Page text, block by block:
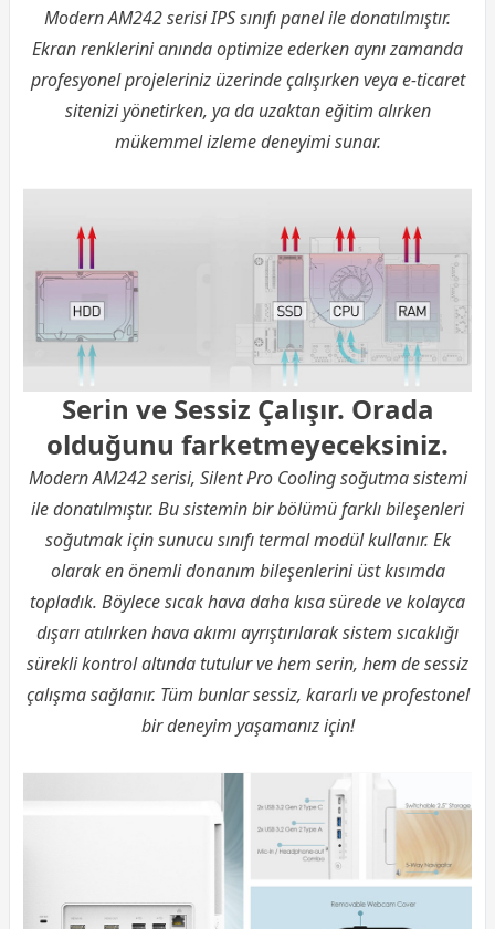
Modern AM242 serisi IPS sınıfı panel ile donatılmıştır.
Ekran renklerini anında optimize ederken aynı zamanda
profesyonel projeleriniz üzerinde çalışırken veya e-ticaret
sitenizi yönetirken, ya da uzaktan eğitim alırken
mükemmel izleme deneyimi sunar.
Serin ve Sessiz Çalışır. Orada
olduğunu farketmeyeceksiniz.
Modern AM242 serisi, Silent Pro Cooling soğutma sistemi
ile donatılmıştır. Bu sistemin bir bölümü farklı bileşenleri
soğutmak için sunucu sınıfı termal modül kullanır. Ek
olarak en önemli donanım bileşenlerini üst kısımda
topladık. Böylece sıcak hava daha kısa sürede ve kolayca
dışarı atılırken hava akımı ayrıştırılarak sistem sıcaklığı
sürekli kontrol altında tutulur ve hem serin, hem de sessiz
çalışma sağlanır. Tüm bunlar sessiz, kararlı ve profestonel
bir deneyim yaşamanız için!